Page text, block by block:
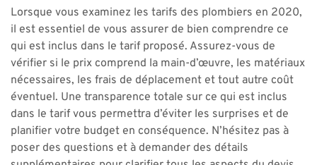
Lorsque vous examinez les tarifs des plombiers en 2020,
il est essentiel de vous assurer de bien comprendre ce
qui est inclus dans le tarif proposé. Assurez-vous de
vérifier si le prix comprend la main-d’œuvre, les matériaux
nécessaires, les frais de déplacement et tout autre coût
éventuel. Une transparence totale sur ce qui est inclus
dans le tarif vous permettra d’éviter les surprises et de
planifier votre budget en conséquence. N’hésitez pas à
poser des questions et à demander des détails